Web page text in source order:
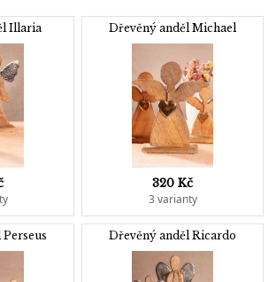
Illaria Dřevěný anděl Michael
320 Kč
3 varianty
Dřevěný anděl Ricardo